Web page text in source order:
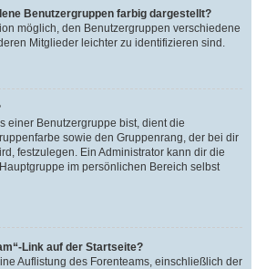
Benutzergruppen farbig dargestellt?
möglich, den Benutzergruppen verschiedene
Mitglieder leichter zu identifizieren sind.
einer Benutzergruppe bist, dient die
sowie den Gruppenrang, der bei dir
festzulegen. Ein Administrator kann dir die
im persönlichen Bereich selbst
Link auf der Startseite?
Auflistung des Forenteams, einschließlich der